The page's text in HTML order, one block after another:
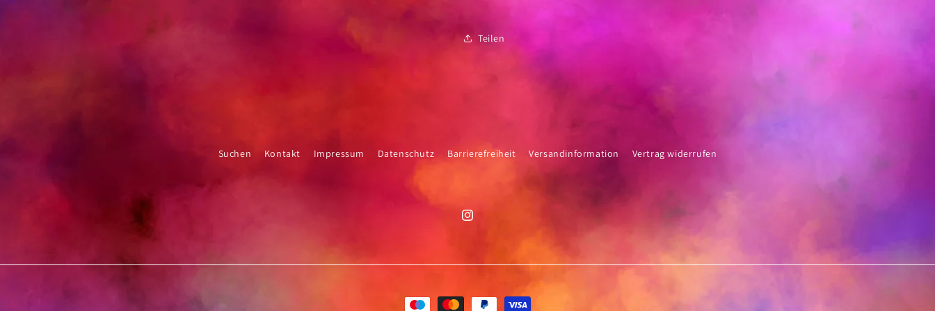
Teilen
Suchen Kontakt Impressum Datenschutz Barrierefreiheit Versandinformation Vertrag widerrufen
Instagram
Zahlungsmethoden